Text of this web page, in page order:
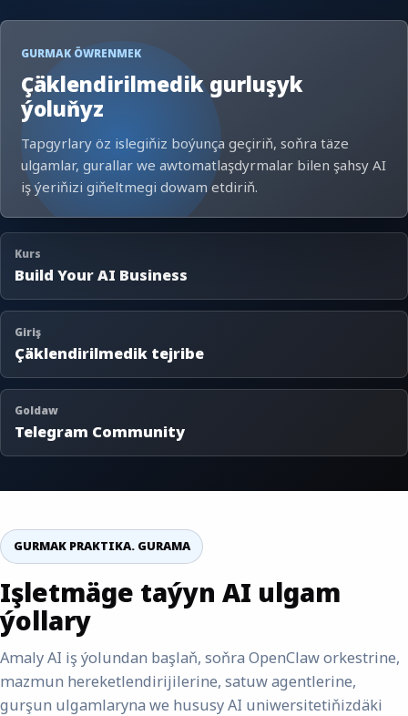
GURMAK ÖWRENMEK
Çäklendirilmedik gurluşyk
ýoluňyz
Tapgyrlary öz islegiňiz boýunça geçiriň, soňra täze
ulgamlar, gurallar we awtomatlaşdyrmalar bilen şahsy AI
iş ýeriňizi giňeltmegi dowam etdiriň.
Kurs
Build Your AI Business
Giriş
Çäklendirilmedik tejribe
Goldaw
Telegram Community
GURMAK PRAKTIKA. GURAMA
Işletmäge taýyn AI ulgam
ýollary
Amaly AI iş ýolundan başlaň, soňra OpenClaw orkestrine,
mazmun hereketlendirijilerine, satuw agentlerine,
gurşun ulgamlaryna we hususy AI uniwersitetiňizdäki